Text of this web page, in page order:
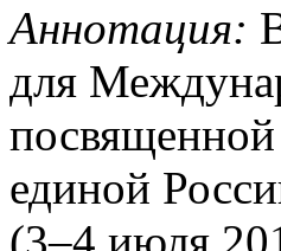
Аннотация:
для
единой
(3–4 июля